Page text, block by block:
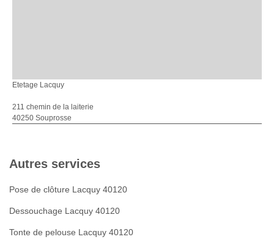
Etetage Lacquy
211 chemin de la laiterie
40250 Souprosse
Autres services
Pose de clôture Lacquy 40120
Dessouchage Lacquy 40120
Tonte de pelouse Lacquy 40120